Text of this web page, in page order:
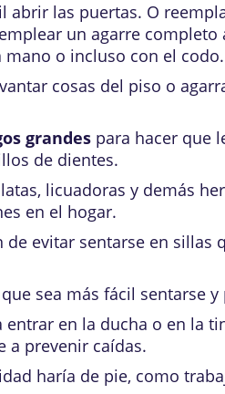
abrir las puertas. O
un agarre
o incluso con el
cosas del piso o
grandespara hacer que
de dientes.
licuadoras y demás
en el hogar.
evitar sentarse en sillas
sea más fácil sentarse y
en la ducha o en la
a prevenir caídas.
haría de pie, como